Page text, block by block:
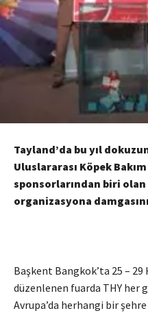
Tayland’da bu yıl
Uluslararası Köpek
sponsorlarından biri olan
organizasyona
Başkent Bangkok’ta 25 –
düzenlenen fuarda THY
Avrupa’da herhangi bir